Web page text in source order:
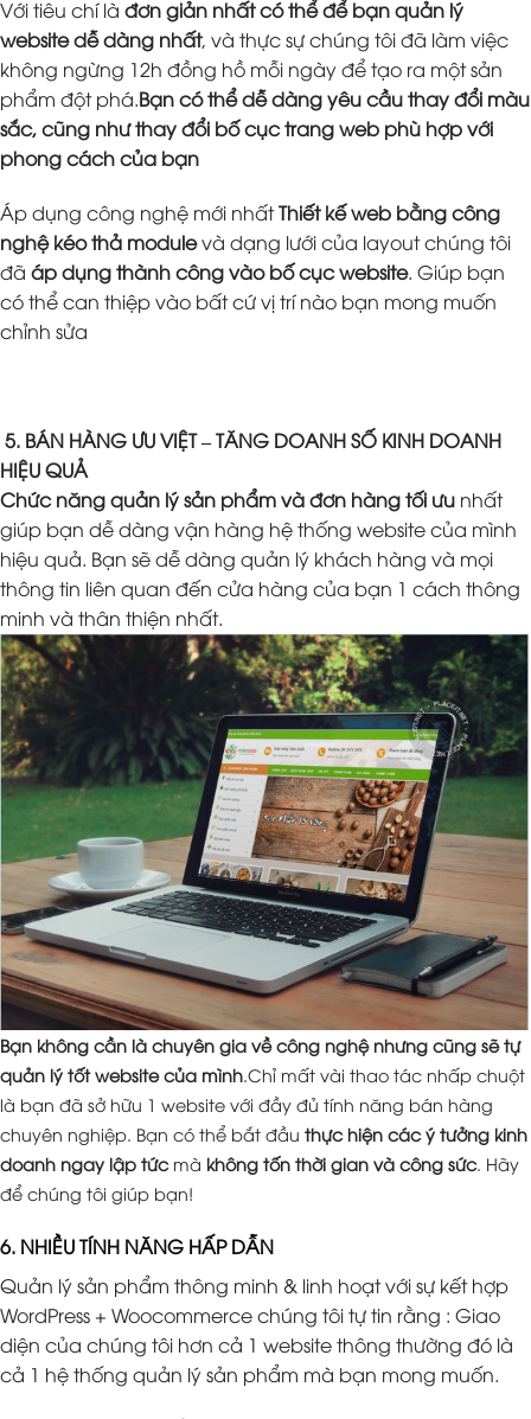
Với tiêu chí là đơn giản nhất có thể để bạn quản lý
website dễ dàng nhất, và thực sự chúng tôi đã làm việc
không ngừng 12h đồng hồ mỗi ngày để tạo ra một sản
phẩm đột phá.Bạn có thể dễ dàng yêu cầu thay đổi màu
sắc, cũng như thay đổi bố cục trang web phù hợp với
phong cách của bạn
Áp dụng công nghệ mới nhấtThiết kế web bằng công
nghệ kéo thả modulevà dạng lưới của layout chúng tôi
đã áp dụng thành công vào bố cục website. Giúp bạn
có thể can thiệp vào bất cứ vị trí nào bạn mong muốn
chỉnh sửa
5. BÁN HÀNG ƯU VIỆT – TĂNG DOANH SỐ KINH DOANH
HIỆU QUẢ
Chức năng quản lý sản phẩm và đơn hàng tối ưu nhất
giúp bạn dễ dàng vận hàng hệ thống website của mình
hiệu quả. Bạn sẽ dễ dàng quản lý khách hàng và mọi
thông tin liên quan đến cửa hàng của bạn 1 cách thông
minh và thân thiện nhất.
Bạn không cần là chuyên gia về công nghệ nhưng cũng sẽ tự
quản lý tốt website của mình .Chỉ mất vài thao tác nhấp chuột
là bạn đã sở hữu 1 website với đầy đủ tính năng bán hàng
chuyên nghiệp. Bạn có thể bắt đầu thực hiện các ý tưởng kinh
doanh ngay lập tứcmà không tốn thời gian và công sức. Hãy
để chúng tôi giúp bạn!
6. NHIỀU TÍNH NĂNG HẤP DẪN
Quản lý sản phẩm thông minh & linh hoạt với sự kết hợp
WordPress + Woocommerce chúng tôi tự tin rằng : Giao
diện của chúng tôi hơn cả 1 website thông thường đó là
cả 1 hệ thống quản lý sản phẩm mà bạn mong muốn.